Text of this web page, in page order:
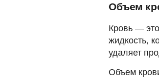
Объем
Кровь —
жидкость,
удаляет
Объем